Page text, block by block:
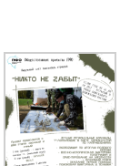
g
a
t
n